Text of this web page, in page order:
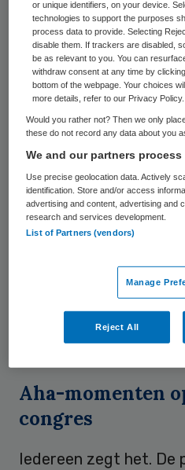
ik geen behoefte aan
snapte het probleem,
kan niet omdat de
niet zijn”. Ik wist dat
was dan de
waar ik als patiënt
schat van een
verloskundige hebben
gecreëerd. Ze
meer dagen, daar
met liefde en plezier.
patiëntgerichtheid.
motiveert mij nog
patiëntgerichtheid te
Aha-momenten
congres
Iedereen zegt het. De
or unique identifiers, on your device.
technologies to support the purposes
process data to provide. Selecting
disable them. If trackers are disabled,
be as relevant to you. You can
withdraw consent at any time by
bottom of the webpage. Your choices
more details, refer to our Privacy Policy.
Would you rather not? Then we only
these do not record any data about you
We and our partners
Use precise geolocation data. Actively
identification. Store and/or access
advertising and content, advertising and
research and services development.
List of Partners (vendors)
Manage
Reject All